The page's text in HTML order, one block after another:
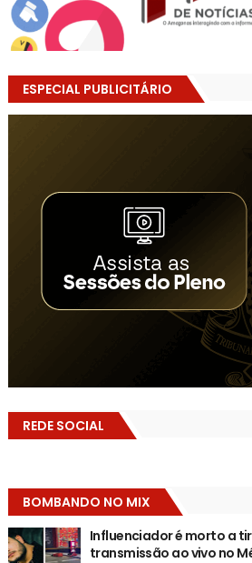
ESPECIAL PUBLICITÁRIO
REDE SOCIAL
BOMBANDO NO MIX
Influenciador é morto a
transmissão ao vivo no